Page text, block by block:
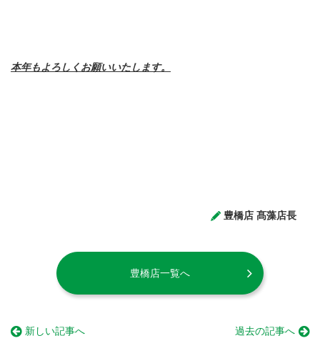
本年もよろしくお願いいたします。
豊橋店 髙藻店長
豊橋店一覧へ
新しい記事へ 過去の記事へ